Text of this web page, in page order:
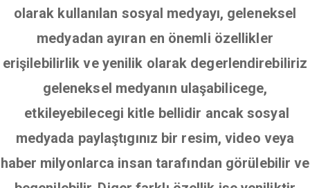
olarak kullanılan sosyal medyayı, geleneksel
medyadan ayıran en önemli özellikler
erişilebilirlik ve yenilik olarak degerlendirebiliriz
geleneksel medyanın ulaşabilicege,
etkileyebilecegi kitle bellidir ancak sosyal
medyada paylaştıgınız bir resim, video veya
haber milyonlarca insan tarafından görülebilir ve